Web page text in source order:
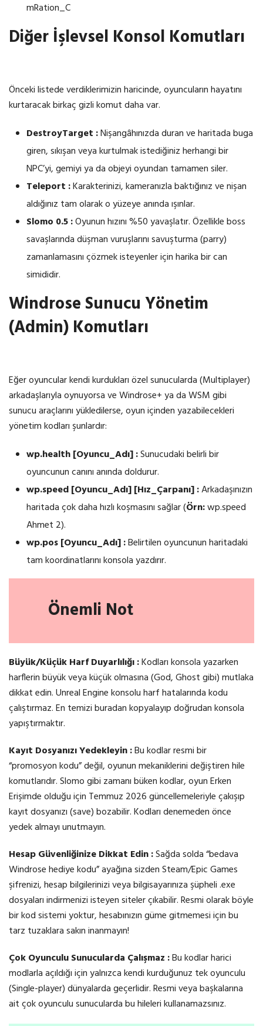
mRation_C
Diğer İşlevsel Konsol Komutları
Önceki listede verdiklerimizin haricinde, oyuncuların hayatını
kurtaracak birkaç gizli komut daha var.
DestroyTarget :Nişangâhınızda duran ve haritada buga
giren, sıkışan veya kurtulmak istediğiniz herhangi bir
NPC’yi, gemiyi ya da objeyi oyundan tamamen siler.
Teleport :Karakterinizi, kameranızla baktığınız ve nişan
aldığınız tam olarak o yüzeye anında ışınlar.
Slomo 0.5 :Oyunun hızını %50 yavaşlatır. Özellikle boss
savaşlarında düşman vuruşlarını savuşturma (parry)
zamanlamasını çözmek isteyenler için harika bir can
simididir.
Windrose Sunucu Yönetim
(Admin) Komutları
Eğer oyuncular kendi kurdukları özel sunucularda (Multiplayer)
arkadaşlarıyla oynuyorsa ve Windrose+ ya da WSM gibi
sunucu araçlarını yükledilerse, oyun içinden yazabilecekleri
yönetim kodları şunlardır:
wp.health [Oyuncu_Adı] :Sunucudaki belirli bir
oyuncunun canını anında doldurur.
wp.speed [Oyuncu_Adı] [Hız_Çarpanı] :Arkadaşınızın
haritada çok daha hızlı koşmasını sağlar (Örn:wp.speed
Ahmet 2).
wp.pos [Oyuncu_Adı] :Belirtilen oyuncunun haritadaki
tam koordinatlarını konsola yazdırır.
Önemli Not
Büyük/Küçük Harf Duyarlılığı :Kodları konsola yazarken
harflerin büyük veya küçük olmasına (God, Ghost gibi) mutlaka
dikkat edin. Unreal Engine konsolu harf hatalarında kodu
çalıştırmaz. En temizi buradan kopyalayıp doğrudan konsola
yapıştırmaktır.
Kayıt Dosyanızı Yedekleyin :Bu kodlar resmi bir
“promosyon kodu” değil, oyunun mekaniklerini değiştiren hile
komutlarıdır. Slomo gibi zamanı büken kodlar, oyun Erken
Erişimde olduğu için Temmuz 2026 güncellemeleriyle çakışıp
kayıt dosyanızı (save) bozabilir. Kodları denemeden önce
yedek almayı unutmayın.
Hesap Güvenliğinize Dikkat Edin :Sağda solda “bedava
Windrose hediye kodu” ayağına sizden Steam/Epic Games
şifrenizi, hesap bilgilerinizi veya bilgisayarınıza şüpheli .exe
dosyaları indirmenizi isteyen siteler çıkabilir. Resmi olarak böyle
bir kod sistemi yoktur, hesabınızın güme gitmemesi için bu
tarz tuzaklara sakın inanmayın!
Çok Oyunculu Sunucularda Çalışmaz :Bu kodlar harici
modlarla açıldığı için yalnızca kendi kurduğunuz tek oyunculu
(Single-player) dünyalarda geçerlidir. Resmi veya başkalarına
ait çok oyunculu sunucularda bu hileleri kullanamazsınız.